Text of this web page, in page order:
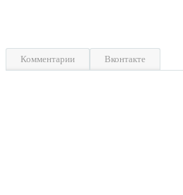
Комментарии Вконтакте